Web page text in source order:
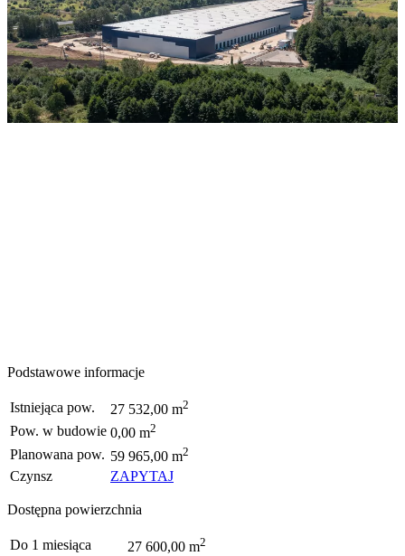
Podstawowe informacje
Istniejąca pow. 27 532,00 m2
Pow. w budowie 0,00 m2
Planowana pow. 59 965,00 m2
Czynsz ZAPYTAJ
Dostępna powierzchnia
Do 1 miesiąca 27 600,00 m2